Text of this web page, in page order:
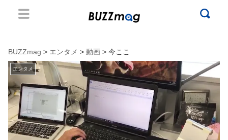
BUZZmag > エンタメ > 動画 > 今ここ
エンタメ